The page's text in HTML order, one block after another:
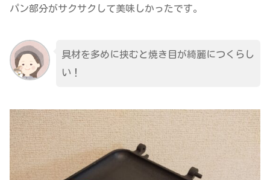
パン部分がサクサクして美味しかったです。
具材を多めに挟むと焼き目が綺麗につくらし
い！